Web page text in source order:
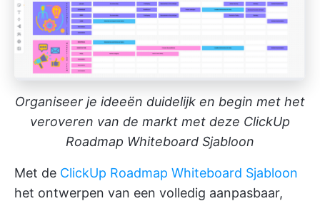
Organiseer je ideeën duidelijk en begin met het
veroveren van de markt met deze ClickUp
Roadmap Whiteboard Sjabloon
Met de ClickUp Roadmap Whiteboard Sjabloon
het ontwerpen van een volledig aanpasbaar,